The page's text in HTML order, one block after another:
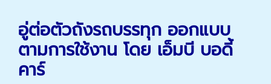
อู่ต่อตัวถังรถบรรทุก ออกแบบ
ตามการใช้งาน โดย เอ็มบี บอดี้
คาร์